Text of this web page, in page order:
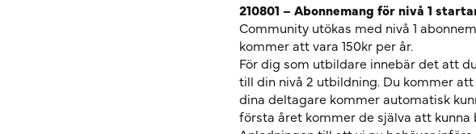
210801 – Abonnemang för nivå 1
Community utökas med nivå 1
kommer att vara 150kr per år.
För dig som utbildare innebär det att
till din nivå 2 utbildning. Du kommer
dina deltagare kommer automatisk
första året kommer de själva att kunna